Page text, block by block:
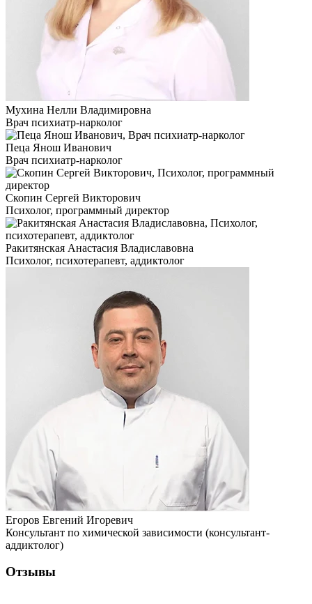
Мухина Нелли Владимировна
Врач психиатр-нарколог
Пеца Янош Иванович
Врач психиатр-нарколог
Скопин Сергей Викторович
Психолог, программный директор
Ракитянская Анастасия Владиславовна
Психолог, психотерапевт, аддиктолог
Егоров Евгений Игоревич
Консультант по химической зависимости (консультант-
аддиктолог)
Отзывы